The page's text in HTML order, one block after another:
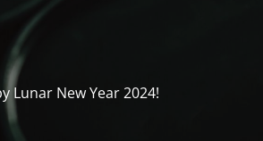
Lunar New Year 2024!